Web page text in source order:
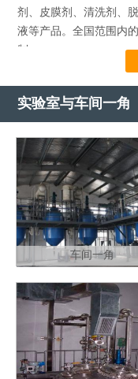
剂、皮膜剂、清洗剂、
液等产品。全国范围内
制…...
实验室与车间一角
车间一角